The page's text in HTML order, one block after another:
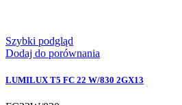
Szybki podgląd
Dodaj do porównania
LUMILUX T5 FC 22 W/830 2GX13